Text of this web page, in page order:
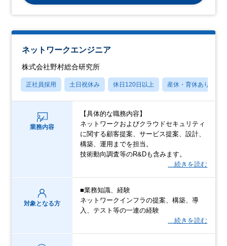
ネットワークエンジニア
株式会社野村総合研究所
正社員採用 土日祝休み 休日120日以上 産休・育休あり
業務内容
【具体的な職務内容】
ネットワークおよびクラウドセキュリティ
に関する顧客提案、サービス提案、設計、
構築、運用までを担当。
技術動向調査等のR&Dも含みます。
…続きを読む
対象となる方
■業務知識、経験
ネットワークインフラの提案、構築、導
入、テスト等の一連の経験
…続きを読む